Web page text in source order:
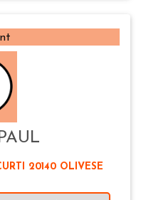
20140 OLIVESE